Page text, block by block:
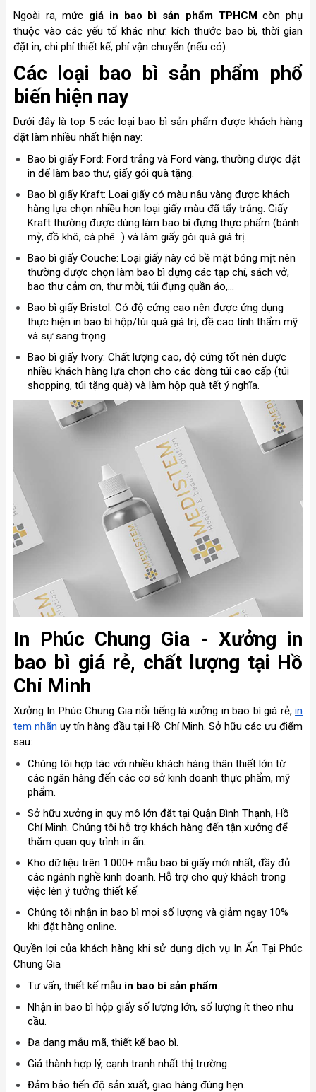
Ngoài ra, mức giá in bao bì sản phẩm TPHCMcòn phụ
thuộc vào các yếu tố khác như: kích thước bao bì, thời gian
đặt in, chi phí thiết kế, phí vận chuyển (nếu có).
Các loại bao bì sản phẩm phổ
biến hiện nay
Dưới đây là top 5 các loại bao bì sản phẩm được khách hàng
đặt làm nhiều nhất hiện nay:
Bao bì giấy Ford: Ford trắng và Ford vàng, thường được đặt
in để làm bao thư, giấy gói quà tặng.
Bao bì giấy Kraft: Loại giấy có màu nâu vàng được khách
hàng lựa chọn nhiều hơn loại giấy màu đã tẩy trắng. Giấy
Kraft thường được dùng làm bao bì đựng thực phẩm (bánh
mỳ, đồ khô, cà phê...) và làm giấy gói quà giá trị.
Bao bì giấy Couche: Loại giấy này có bề mặt bóng mịt nên
thường được chọn làm bao bì đựng các tạp chí, sách vở,
bao thư cảm ơn, thư mời, túi đựng quần áo,...
Bao bì giấy Bristol: Có độ cứng cao nên được ứng dụng
thực hiện in bao bì hộp/túi quà giá trị, đề cao tính thẩm mỹ
và sự sang trọng.
Bao bì giấy Ivory: Chất lượng cao, độ cứng tốt nên được
nhiều khách hàng lựa chọn cho các dòng túi cao cấp (túi
shopping, túi tặng quà) và làm hộp quà tết ý nghĩa.
In Phúc Chung Gia - Xưởng in
bao bì giá rẻ, chất lượng tại Hồ
Chí Minh
Xưởng In Phúc Chung Gia nổi tiếng là xưởng in bao bì giá rẻ,in
tem nhãn uy tín hàng đầu tại Hồ Chí Minh. Sở hữu các ưu điểm
sau:
Chúng tôi hợp tác với nhiều khách hàng thân thiết lớn từ
các ngân hàng đến các cơ sở kinh doanh thực phẩm, mỹ
phẩm.
Sở hữu xưởng in quy mô lớn đặt tại Quận Bình Thạnh, Hồ
Chí Minh. Chúng tôi hỗ trợ khách hàng đến tận xưởng để
thăm quan quy trình in ấn.
Kho dữ liệu trên 1.000+ mẫu bao bì giấy mới nhất, đầy đủ
các ngành nghề kinh doanh. Hỗ trợ cho quý khách trong
việc lên ý tưởng thiết kế.
Chúng tôi nhận in bao bì mọi số lượng và giảm ngay 10%
khi đặt hàng online.
Quyền lợi của khách hàng khi sử dụng dịch vụ In Ấn Tại Phúc
Chung Gia
Tư vấn, thiết kế mẫu in bao bì sản phẩm.
Nhận in bao bì hộp giấy số lượng lớn, số lượng ít theo nhu
cầu.
Đa dạng mẫu mã, thiết kế bao bì.
Giá thành hợp lý, cạnh tranh nhất thị trường.
Đảm bảo tiến độ sản xuất, giao hàng đúng hẹn.